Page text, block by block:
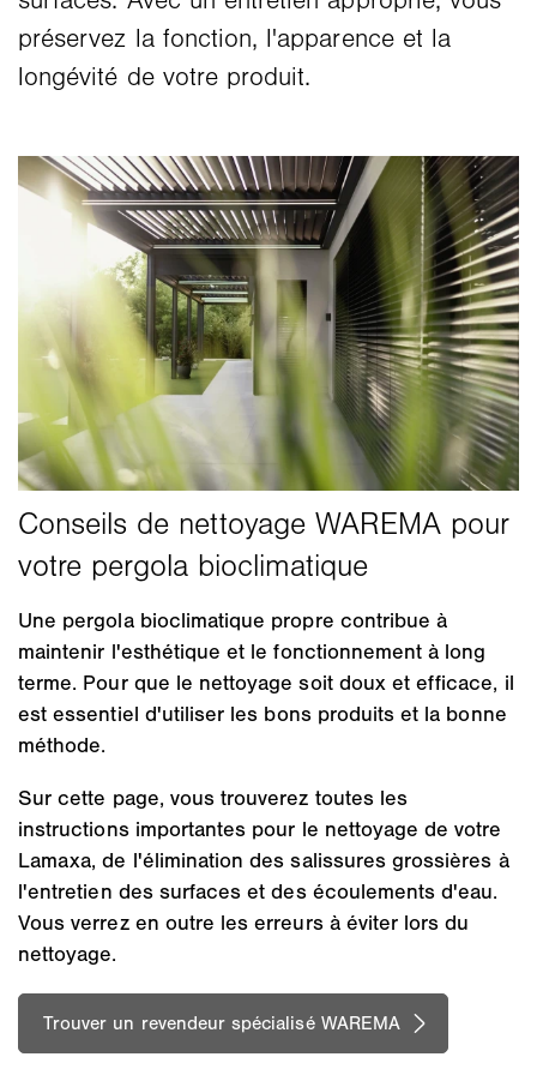
préservez la fonction, l'apparence et la
longévité de votre produit.
Une pergola bioclimatique propre contribue à
maintenir l'esthétique et le fonctionnement à long
terme. Pour que le nettoyage soit doux et efficace, il
est essentiel d'utiliser les bons produits et la bonne
méthode.
Sur cette page, vous trouverez toutes les
instructions importantes pour le nettoyage de votre
Lamaxa, de l'élimination des salissures grossières à
l'entretien des surfaces et des écoulements d'eau.
Vous verrez en outre les erreurs à éviter lors du
nettoyage.